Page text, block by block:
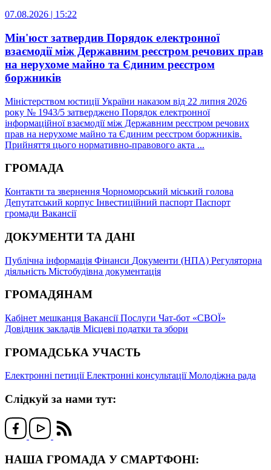
07.08.2026 | 15:22
Мін'юст затвердив Порядок електронної
взаємодії між Державним реєстром речових прав
на нерухоме майно та Єдиним реєстром
боржників
Міністерством юстиції України наказом від 22 липня 2026
року № 1943/5 затверджено Порядок електронної
інформаційної взаємодії між Державним реєстром речових
прав на нерухоме майно та Єдиним реєстром боржників.
Прийняття цього нормативно-правового акта ...
ГРОМАДА
Контакти та звернення Чорноморський міський голова
Депутатський корпус Інвестиційний паспорт Паспорт
громади Вакансії
ДОКУМЕНТИ ТА ДАНІ
Публічна інформація Фінанси Документи (НПА) Регуляторна
діяльність Містобудівна документація
ГРОМАДЯНАМ
Кабінет мешканця ВакансіїПослуги Чат-бот «СВОЇ»
Довідник закладів Місцеві податки та збори
ГРОМАДСЬКА УЧАСТЬ
Електронні петиціїЕлектронні консультаціїМолодіжна рада
Слідкуй за нами тут:
НАША ГРОМАДА У СМАРТФОНІ: